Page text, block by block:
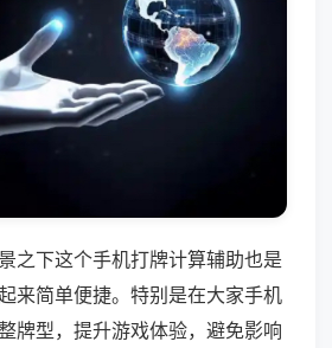
之下这个手机打牌计算辅助也是
来简单便捷。特别是在大家手机
牌型，提升游戏体验，避免影响